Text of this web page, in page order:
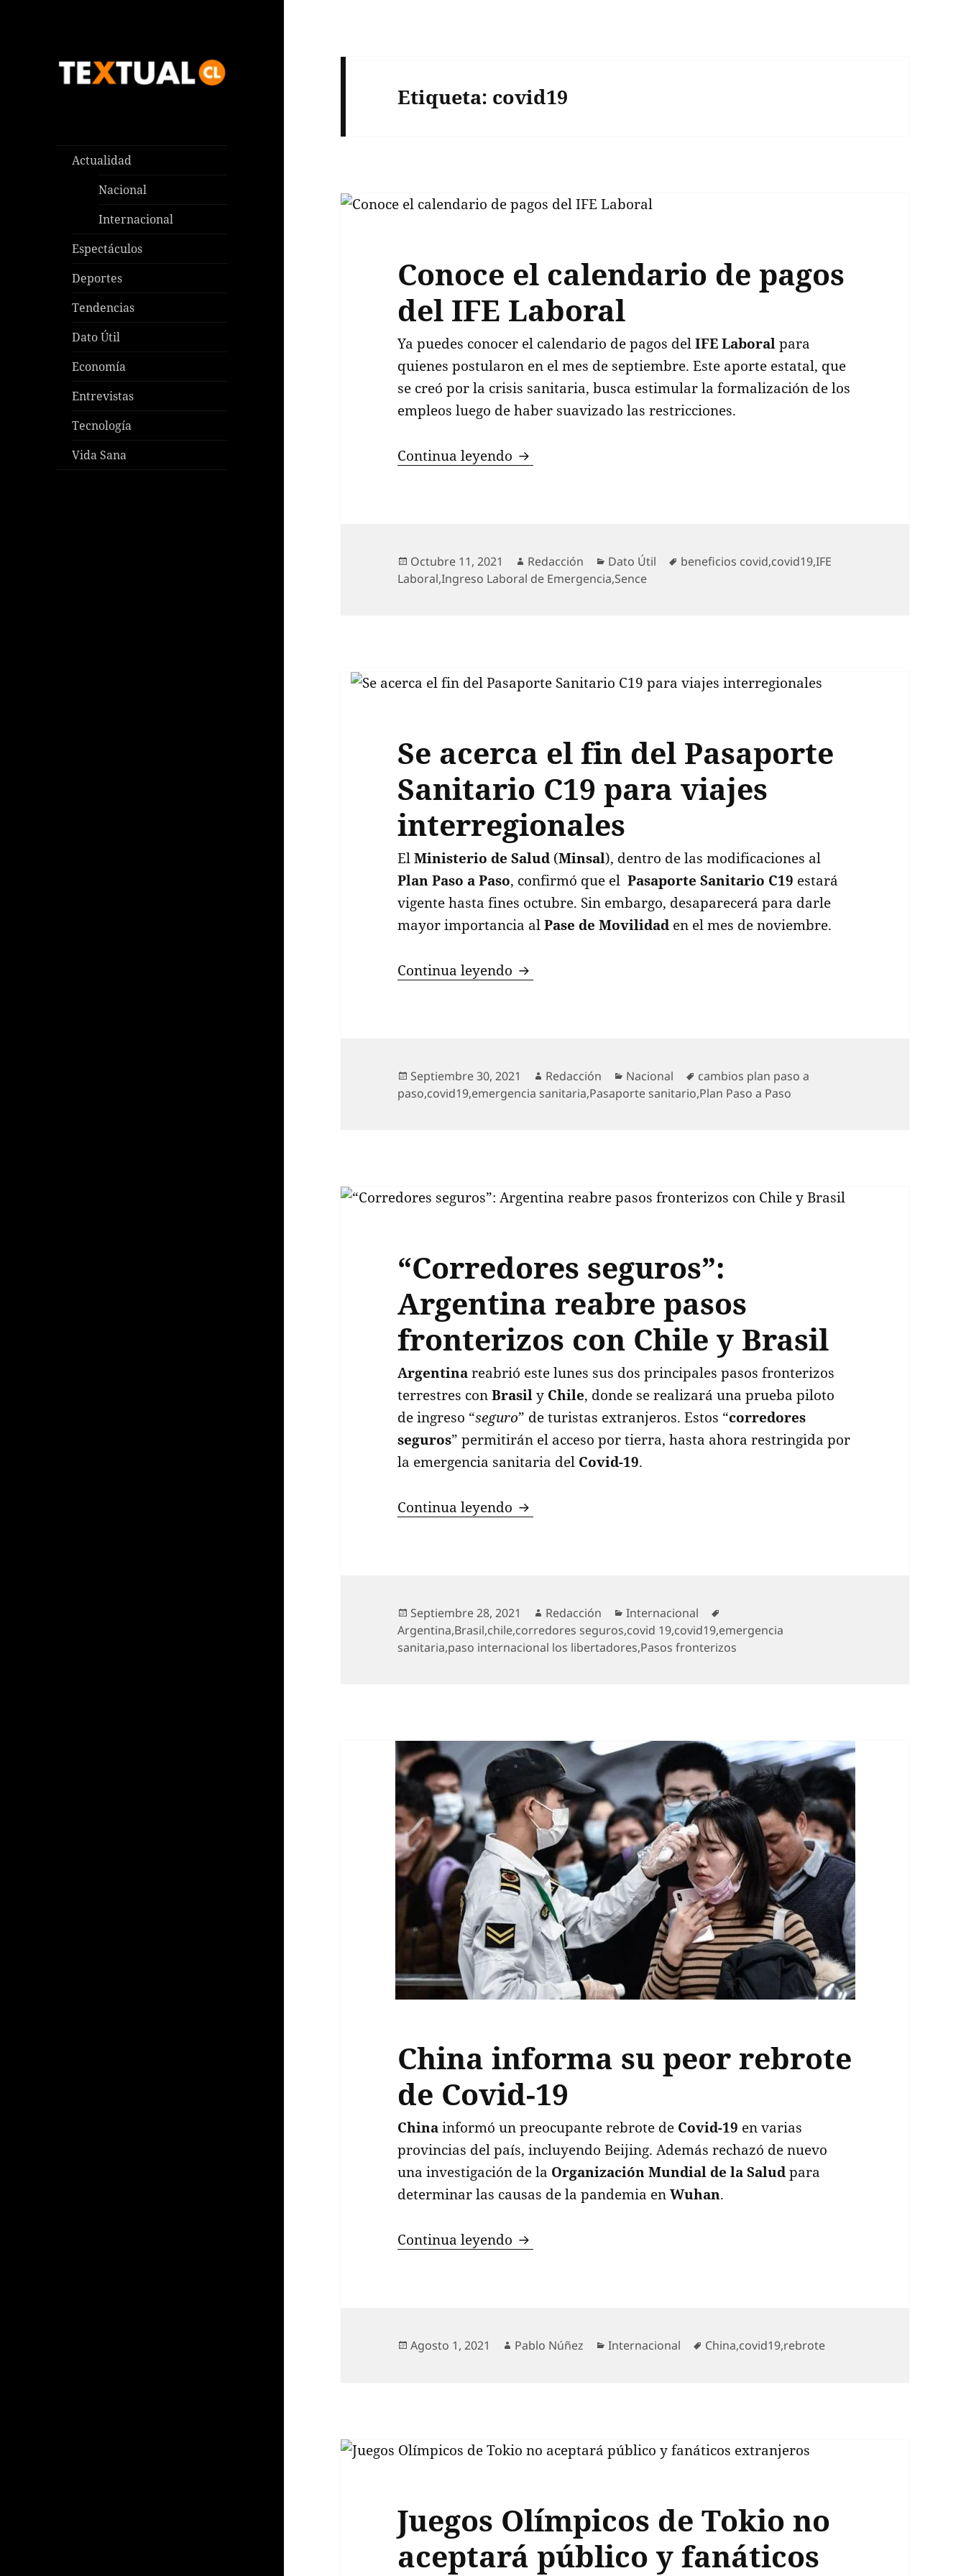
Actualidad
Nacional
Internacional
Espectáculos
Deportes
Tendencias
Dato Útil
Economía
Entrevistas
Tecnología
Vida Sana
Etiqueta: covid19
Conoce el calendario de pagos
del IFE Laboral
Ya puedes conocer el calendario de pagos delIFE Laboralpara
quienes postularon en el mes de septiembre. Este aporte estatal, que
se creó por la crisis sanitaria, busca estimular la formalización de los
empleos luego de haber suavizado las restricciones.
Continua leyendo Conoce el calendario de pagos del IFE Laboral
Publicado
el
Octubre 11, 2021 Autor
Redacción Categorías
Dato Útil Etiquetas
beneficios covid,covid19,IFE
Laboral,Ingreso Laboral de Emergencia,Sence
Se acerca el fin del Pasaporte
Sanitario C19 para viajes
interregionales
ElMinisterio de Salud (Minsal), dentro de las modificaciones al
Plan Paso a Paso, confirmó que elPasaporte Sanitario C19 estará
vigente hasta fines octubre. Sin embargo, desaparecerá para darle
mayor importancia alPase de Movilidad en el mes de noviembre.
Continua leyendo Se acerca el fin del Pasaporte Sanitario C19 para viajes
Publicado
el
Septiembre 30, 2021 Autor
Redacción Categorías
Nacional Etiquetas
cambios plan paso a
paso,covid19,emergencia sanitaria,Pasaporte sanitario,Plan Paso a Paso
“Corredores seguros”:
Argentina reabre pasos
fronterizos con Chile y Brasil
Argentinareabrió este lunes sus dos principales pasos fronterizos
terrestres conBrasily Chile, donde se realizará una prueba piloto
de ingreso “seguro” de turistas extranjeros. Estos “corredores
seguros” permitirán el acceso por tierra, hasta ahora restringida por
la emergencia sanitaria del Covid-19.
Continua leyendo “Corredores seguros”: Argentina reabre pasos fronterizos con Chile
Publicado
el
Septiembre 28, 2021 Autor
Redacción Categorías
Internacional
Argentina,Brasil,chile,corredores seguros,covid 19,covid19,emergencia
sanitaria,paso internacional los libertadores,Pasos fronterizos
China informa su peor rebrote
de Covid-19
Chinainformó un preocupante rebrote de Covid-19 en varias
provincias del país, incluyendo Beijing. Además rechazó de nuevo
una investigación de la Organización Mundial de la Saludpara
determinar las causas de la pandemia enWuhan.
Continua leyendo China informa su peor rebrote de Covid-19
Publicado
Agosto 1, 2021 Autor
Pablo Núñez Categorías
Internacional Etiquetas
China,covid19,rebrote
Juegos Olímpicos de Tokio no
aceptará público y fanáticos